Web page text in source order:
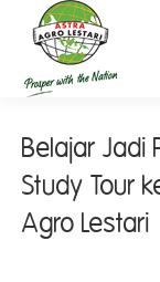
Belajar Jadi
Study Tour
Agro Lestari